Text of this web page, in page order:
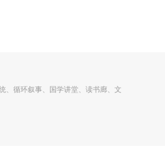
、循环叙事、国学讲堂、读书廊、文